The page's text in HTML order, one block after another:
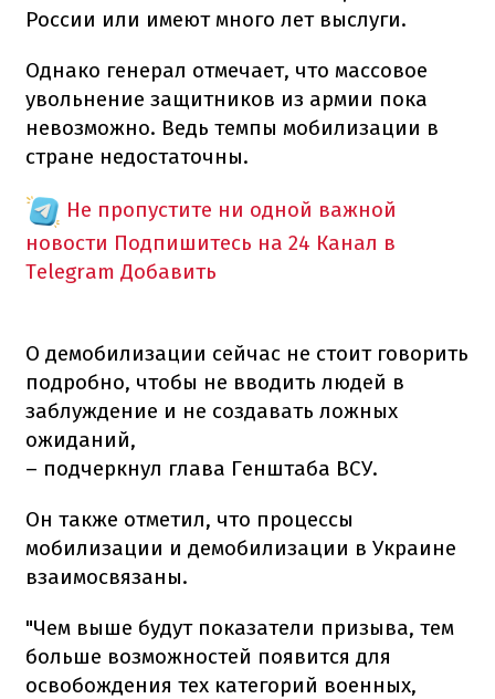
России или имеют много лет выслуги.
Однако генерал отмечает, что массовое
увольнение защитников из армии пока
невозможно. Ведь темпы мобилизации в
стране недостаточны.
Не пропустите ни одной важной
новости Подпишитесь на 24 Канал в
Telegram Добавить
О демобилизации сейчас не стоит говорить
подробно, чтобы не вводить людей в
заблуждение и не создавать ложных
ожиданий,
– подчеркнул глава Генштаба ВСУ.
Он также отметил, что процессы
мобилизации и демобилизации в Украине
взаимосвязаны.
"Чем выше будут показатели призыва, тем
больше возможностей появится для
освобождения тех категорий военных,